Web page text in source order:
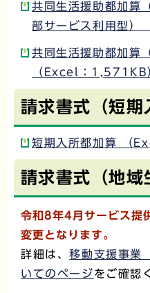
共同生活援助都加算
部サービス利用型
共同生活援助都加算
（Excel：1,571KB
請求書式（短期
短期入所都加算 （
請求書式（地域
令和8年4月サービス提
変更となります。
詳細は、移動支援事業
いてのページをご確認